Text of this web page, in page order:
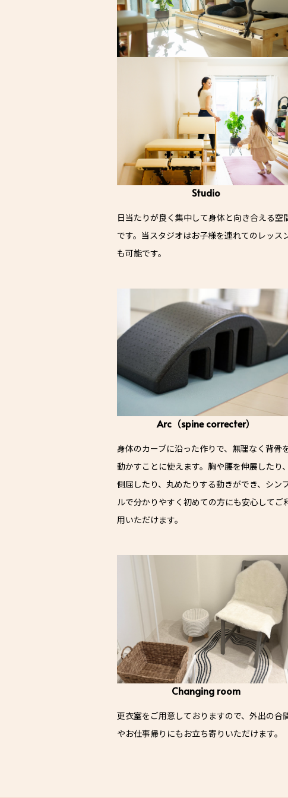
Studio
日当たりが良く集中して身体と向き合える空
です。当スタジオはお子様を連れてのレッス
も可能です。
Arc（spine correcter）
身体のカーブに沿った作りで、無理なく背骨
動かすことに使えます。胸や腰を伸展したり、
側屈したり、丸めたりする動きができ、シン
ルで分かりやすく初めての方にも安心してご
用いただけます。
Changing room
更衣室をご用意しておりますので、外出の合
やお仕事帰りにもお立ち寄りいただけます。